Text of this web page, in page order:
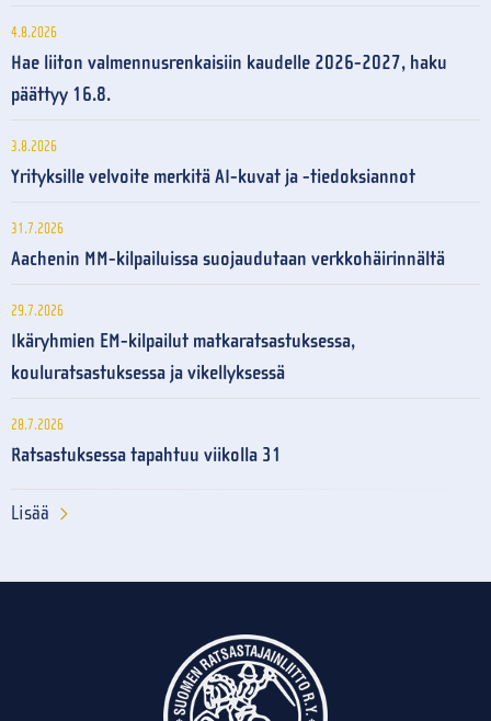
4.8.2026
Hae liiton valmennusrenkaisiin kaudelle 2026-2027, haku
päättyy 16.8.
3.8.2026
Yrityksille velvoite merkitä AI-kuvat ja -tiedoksiannot
31.7.2026
Aachenin MM-kilpailuissa suojaudutaan verkkohäirinnältä
29.7.2026
Ikäryhmien EM-kilpailut matkaratsastuksessa,
kouluratsastuksessa ja vikellyksessä
28.7.2026
Ratsastuksessa tapahtuu viikolla 31
Lisää